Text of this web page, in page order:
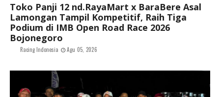
Toko Panji 12 nd.RayaMart x BaraBere Asal
Lamongan Tampil Kompetitif, Raih Tiga
Podium di IMB Open Road Race 2026
Bojonegoro
Racing Indonesia Agu 05, 2026